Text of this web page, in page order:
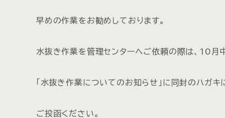
早めの作業をお勧めしております。
水抜き作業を管理センターへご依頼の際は、10月
「水抜き作業についてのお知らせ」に同封のハガ
ご投函ください。